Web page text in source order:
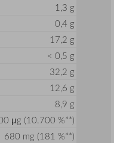
1,3 g
0,4 g
17,2 g
< 0,5 g
32,2 g
12,6 g
8,9 g
µg (10.700 %**)
680 mg (181 %**)